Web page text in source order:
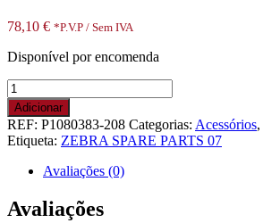
78,10 € *P.V.P / Sem IVA
Disponível por encomenda
Quantidade
de
Kit,
Control
Panel
PCBA
without
LCD,
ZD420T
Adicionar
REF: P1080383-208 Categorias: Acessórios,
Etiqueta: ZEBRA SPARE PARTS 07
Avaliações (0)
Avaliações